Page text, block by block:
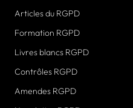
Articles du RGPD
Formation RGPD
Livres blancs RGPD
Contrôles RGPD
Amendes RGPD